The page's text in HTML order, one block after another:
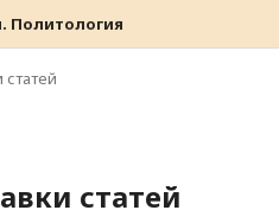
Политология
статей
статей